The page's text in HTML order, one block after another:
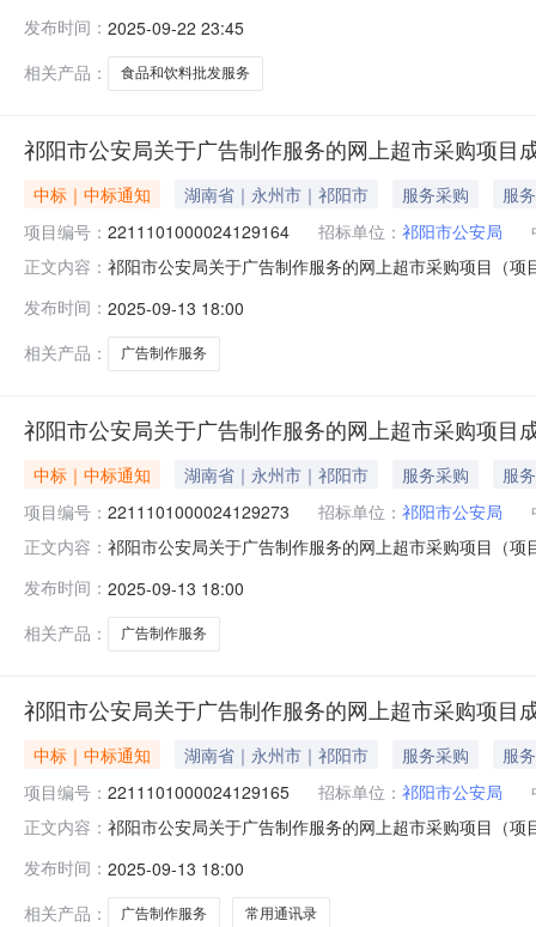
湖南省永州市祁阳县报价起止时间:-二、采购单位信息采
发布时间： 2025-09-22 23:45
相关产品：
食品和饮料批发服务
祁阳市公安局关于广告制作服务的网上超市采购项目
中标｜中标通知 湖南省｜永州市｜祁阳市 服务采购
服务
项目编号： 2211101000024129164 招标单位： 祁阳市公安局
正文内容： 祁阳市公安局关于广告制作服务的网上超市采购项目（
祁阳县报价起止时间:-二、采购单位信息采购单位名称:
发布时间： 2025-09-13 18:00
相关产品：
广告制作服务
祁阳市公安局关于广告制作服务的网上超市采购项目
中标｜中标通知 湖南省｜永州市｜祁阳市 服务采购
服务
项目编号： 2211101000024129273 招标单位： 祁阳市公安局
正文内容： 祁阳市公安局关于广告制作服务的网上超市采购项目（
祁阳县报价起止时间:-二、采购单位信息采购单位名称:
发布时间： 2025-09-13 18:00
相关产品：
广告制作服务
祁阳市公安局关于广告制作服务的网上超市采购项目
中标｜中标通知 湖南省｜永州市｜祁阳市 服务采购
服务
项目编号： 2211101000024129165 招标单位： 祁阳市公安局
正文内容： 祁阳市公安局关于广告制作服务的网上超市采购项目（
祁阳县报价起止时间:-二、采购单位信息采购单位名称:
发布时间： 2025-09-13 18:00
相关产品：
广告制作服务 常用通讯录